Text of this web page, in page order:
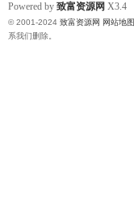
Powered by 致富资源网 X3.4
© 2001-2024 致富资源网 网站地图
系我们删除。